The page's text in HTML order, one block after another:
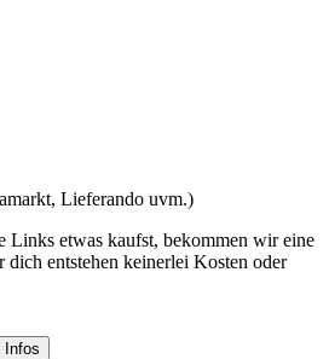
Lieferando uvm.)
Links etwas kaufst, bekommen wir eine
entstehen keinerlei Kosten oder
Infos